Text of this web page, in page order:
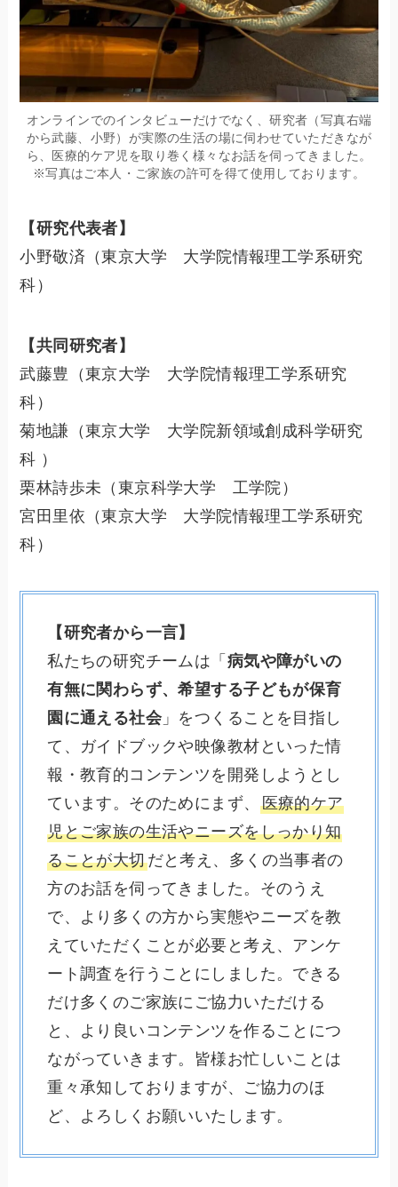
オンラインでのインタビューだけでなく、研究者（写真右端
から武藤、小野）が実際の生活の場に伺わせていただきなが
ら、医療的ケア児を取り巻く様々なお話を伺ってきました。
※写真はご本人・ご家族の許可を得て使用しております。
【研究代表者】
小野敬済（東京大学 大学院情報理工学系研究
科）
【共同研究者】
武藤豊（東京大学 大学院情報理工学系研究
科）
菊地謙（東京大学 大学院新領域創成科学研究
科 ）
栗林詩歩未（東京科学大学 工学院）
宮田里依（東京大学 大学院情報理工学系研究
科）
【研究者から一言】
私たちの研究チームは「 病気や障がいの
有無に関わらず、希望する子どもが保育
園に通える社会」をつくることを目指し
て、ガイドブックや映像教材といった情
報・教育的コンテンツを開発しようとし
ています。そのためにまず、 医療的ケア
児とご家族の生活やニーズをしっかり知
ることが大切だと考え、多くの当事者の
方のお話を伺ってきました。そのうえ
で、より多くの方から実態やニーズを教
えていただくことが必要と考え、アンケ
ート調査を行うことにしました。できる
だけ多くのご家族にご協力いただける
と、より良いコンテンツを作ることにつ
ながっていきます。皆様お忙しいことは
重々承知しておりますが、ご協力のほ
ど、よろしくお願いいたします。